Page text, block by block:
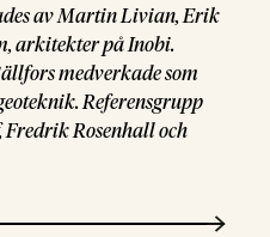
av Martin Livian, Erik
arkitekter på Inobi.
medverkade som
Referensgrupp
Fredrik Rosenhall och